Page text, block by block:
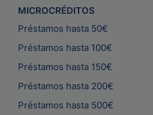
MICROCRÉDITOS
Préstamos hasta 50€
Préstamos hasta 100€
Préstamos hasta 150€
Préstamos hasta 200€
Préstamos hasta 500€